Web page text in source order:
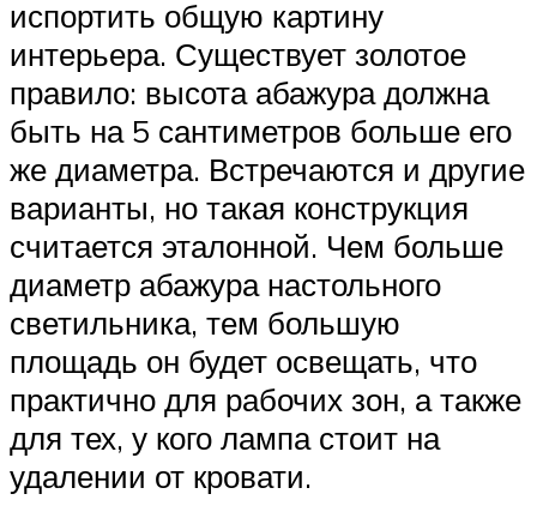
испортить общую картину
интерьера. Существует золотое
правило: высота абажура должна
быть на 5 сантиметров больше его
же диаметра. Встречаются и другие
варианты, но такая конструкция
считается эталонной. Чем больше
диаметр абажура настольного
светильника, тем большую
площадь он будет освещать, что
практично для рабочих зон, а также
для тех, у кого лампа стоит на
удалении от кровати.